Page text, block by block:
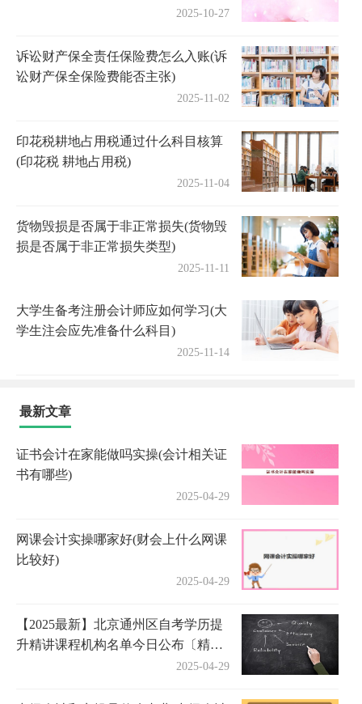
2025-10-27
诉讼财产保全责任保险费怎么入账(诉
讼财产保全保险费能否主张)
2025-11-02
印花税耕地占用税通过什么科目核算
(印花税 耕地占用税)
2025-11-04
货物毁损是否属于非正常损失(货物毁
损是否属于非正常损失类型)
2025-11-11
大学生备考注册会计师应如何学习(大
学生注会应先准备什么科目)
2025-11-14
最新文章
证书会计在家能做吗实操(会计相关证
书有哪些)
2025-04-29
网课会计实操哪家好(财会上什么网课
比较好)
2025-04-29
【2025最新】北京通州区自考学历提
升精讲课程机构名单今日公布〔精选
2025-04-29